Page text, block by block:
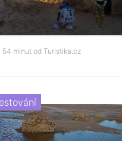
54 minut od Turistika.cz